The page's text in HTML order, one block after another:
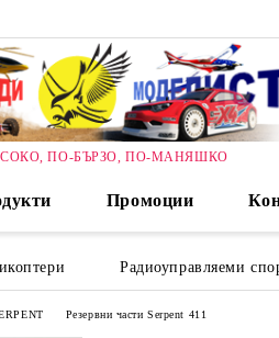
ПО-БЪРЗО, ПО-МАНЯШКО
Промоции
Радиоуправляеми
Резервни части Serpent 411